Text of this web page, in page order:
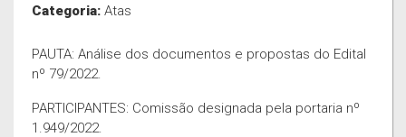
Categoria: Atas
PAUTA: Análise dos documentos e propostas do Edital
nº 79/2022.
PARTICIPANTES: Comissão designada pela portaria nº
1.949/2022.